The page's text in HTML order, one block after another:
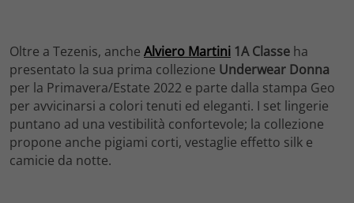
Oltre a Tezenis, anche Alviero Martini 1A Classe ha
presentato la sua prima collezione Underwear Donna
per la Primavera/Estate 2022 e parte dalla stampa Geo
per avvicinarsi a colori tenuti ed eleganti. I set lingerie
puntano ad una vestibilità confortevole; la collezione
propone anche pigiami corti, vestaglie effetto silk e
camicie da notte.